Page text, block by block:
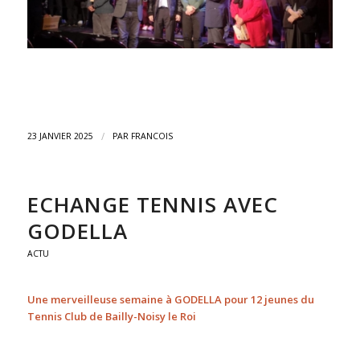
23 JANVIER 2025 / PAR FRANCOIS
ECHANGE TENNIS AVEC
GODELLA
ACTU
Une merveilleuse semaine à GODELLA pour 12 jeunes du
Tennis Club de Bailly-Noisy le Roi